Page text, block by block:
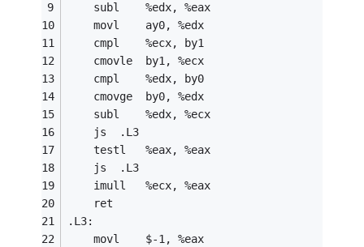
	subl	%edx, %eax
	movl	ay0, %edx
	cmpl	%ecx, by1
	cmovle	by1, %ecx
	cmpl	%edx, by0
	cmovge	by0, %edx
	subl	%edx, %ecx
	js	.L3
	testl	%eax, %eax
	js	.L3
	imull	%ecx, %eax
	ret
.L3:
	movl	$-1, %eax